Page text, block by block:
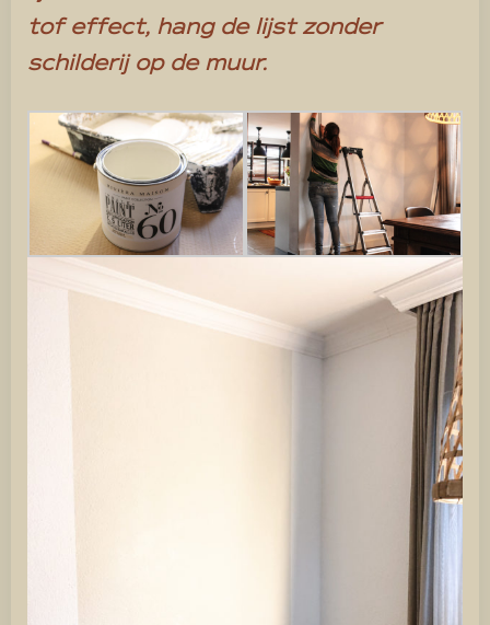
tof effect, hang de lijst zonder
schilderij op de muur.